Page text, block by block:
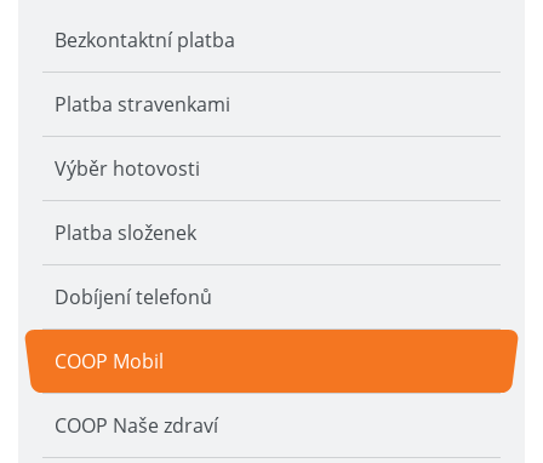
Bezkontaktní platba
Platba stravenkami
Výběr hotovosti
Platba složenek
Dobíjení telefonů
COOP Mobil
COOP Naše zdraví